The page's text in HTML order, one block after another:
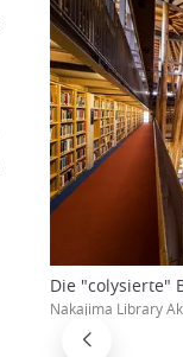
Die "colysierte"
Nakajima Library